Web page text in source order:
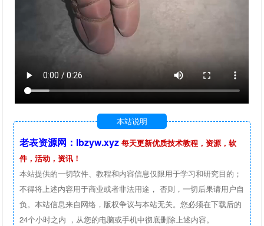
本站说明
老表资源网：lbzyw.xyz 每天更新优质技术教程，资源，软
件，活动，资讯！
本站提供的一切软件、教程和内容信息仅限用于学习和研究目的；
不得将上述内容用于商业或者非法用途， 否则，一切后果请用户自
负。本站信息来自网络，版权争议与本站无关。您必须在下载后的
24个小时之内 ，从您的电脑或手机中彻底删除上述内容。